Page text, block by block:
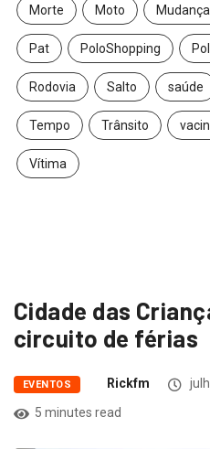
Morte Moto
Pat PoloShopping
Rodovia Salto saúde
Tempo Trânsito
Vítima
Cidade das
circuito de férias
EVENTOS Rickfm
5 minutes read